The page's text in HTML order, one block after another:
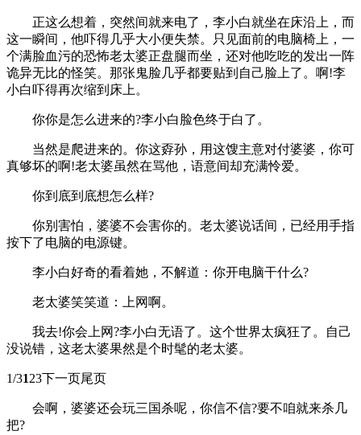
正这么想着，突然间就来电了，李小白就坐在床沿上，而
这一瞬间，他吓得几乎大小便失禁。只见面前的电脑椅上，一
个满脸血污的恐怖老太婆正盘腿而坐，还对他吃吃的发出一阵
诡异无比的怪笑。那张鬼脸几乎都要贴到自己脸上了。啊!李
小白吓得再次缩到床上。
你你是怎么进来的?李小白脸色终于白了。
当然是爬进来的。你这孬孙，用这馊主意对付婆婆，你可
真够坏的啊!老太婆虽然在骂他，语意间却充满怜爱。
你到底到底想怎么样?
你别害怕，婆婆不会害你的。老太婆说话间，已经用手指
按下了电脑的电源键。
李小白好奇的看着她，不解道：你开电脑干什么?
老太婆笑笑道：上网啊。
我去!你会上网?李小白无语了。这个世界太疯狂了。自己
没说错，这老太婆果然是个时髦的老太婆。
1/3123下一页尾页
会啊，婆婆还会玩三国杀呢，你信不信?要不咱就来杀几
把?